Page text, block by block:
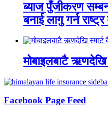
ब्याज पुँजीकरण
बनाई लागु गर्न
मोबाइलबाटै ऋणदेखि
Facebook Page Feed